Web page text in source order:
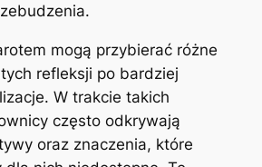
mogą przybierać różne
refleksji po bardziej
W trakcie takich
często odkrywają
oraz znaczenia, które